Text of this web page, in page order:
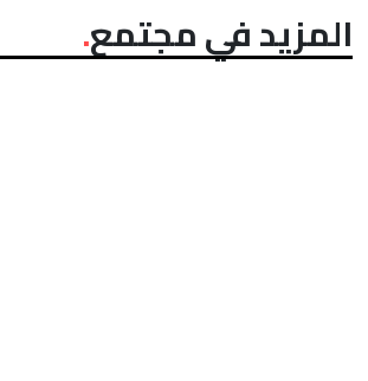
المزيد في مجتمع